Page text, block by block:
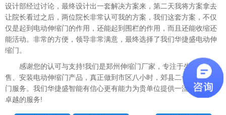
设计部经过讨论，最终设计出一套解决方案来，第二天我将方案拿去
让院长看过之后，两位院长非常认可我的方案，我们这套方案，不仅
仅是起到电动伸缩门的作用，还能起到围栏的作用，而且还能收缩还
能活动。非常的方便，领导非常满意，最终选择了我们华捷盛电动伸
缩门。
感谢您的认可与支持!我们是郑州伸缩门厂家，专注于生产、销
售、安装电动伸缩门产品，真正做到市区八小时，郊县二十四小时上
门服务。我们华捷盛智能有信心更有能力为贵单位提供一流的产品和
卓越的服务!